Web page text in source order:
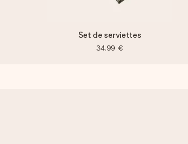
Set de serviettes
34,99 €